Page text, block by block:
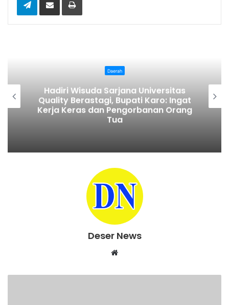
Daerah
Hadiri Wisuda Sarjana Universitas
Quality Berastagi, Bupati Karo: Ingat
Kerja Keras dan Pengorbanan Orang
Tua
Deser News
b